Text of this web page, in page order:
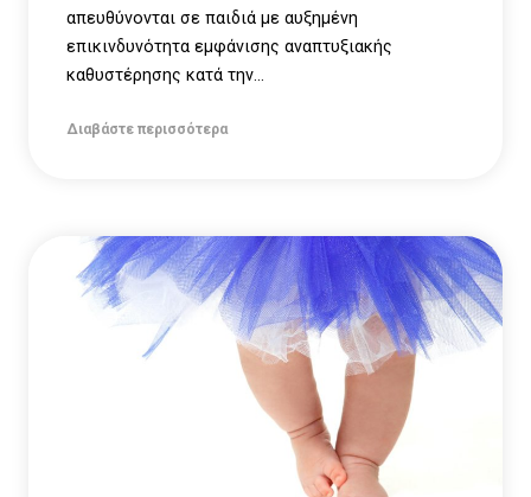
απευθύνονται σε παιδιά με αυξημένη
επικινδυνότητα εμφάνισης αναπτυξιακής
καθυστέρησης κατά την...
Διαβάστε περισσότερα